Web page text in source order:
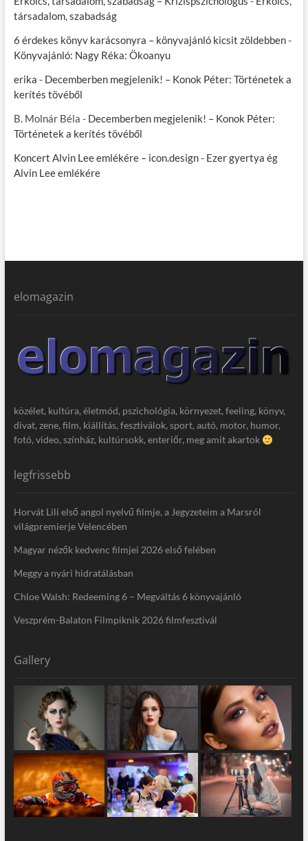
társadalom, szabadság
6 érdekes könyv karácsonyra – könyvajánló kicsit zöldebben-
Könyvajánló: Nagy Réka: Ökoanyu
erika - Decemberben megjelenik! – Konok Péter: Történetek a
kerítés tövéből
B. Molnár Béla - Decemberben megjelenik! – Konok Péter:
Történetek a kerítés tövéből
Koncert Alvin Lee emlékére – icon.design- Ezer gyertya ég
Alvin Lee emlékére
elomagazin
közélet, kultúra, életmód, pszichológia, környezet, feeling, könyv,
divat, zene, film, kiállítás, fesztiválok, sport, autó, motor, humor,
fotó, video, színház, kultúrsokk, enteriőr, meg amit akartok
legfrissebb
Horvát Lili első angol nyelvű filmje, a Jegyzeteim a Marsról
világpremierje Velencében
Magyar nézők kedvenc filmjei 2026 első felében
Meggy a nyári hidratálásban
Chloe Walsh: Redeeming 6 – Megváltás 6 könyvajánló
Veszprém-Balaton Filmpiknik 2026 filmfesztivál
Gallery